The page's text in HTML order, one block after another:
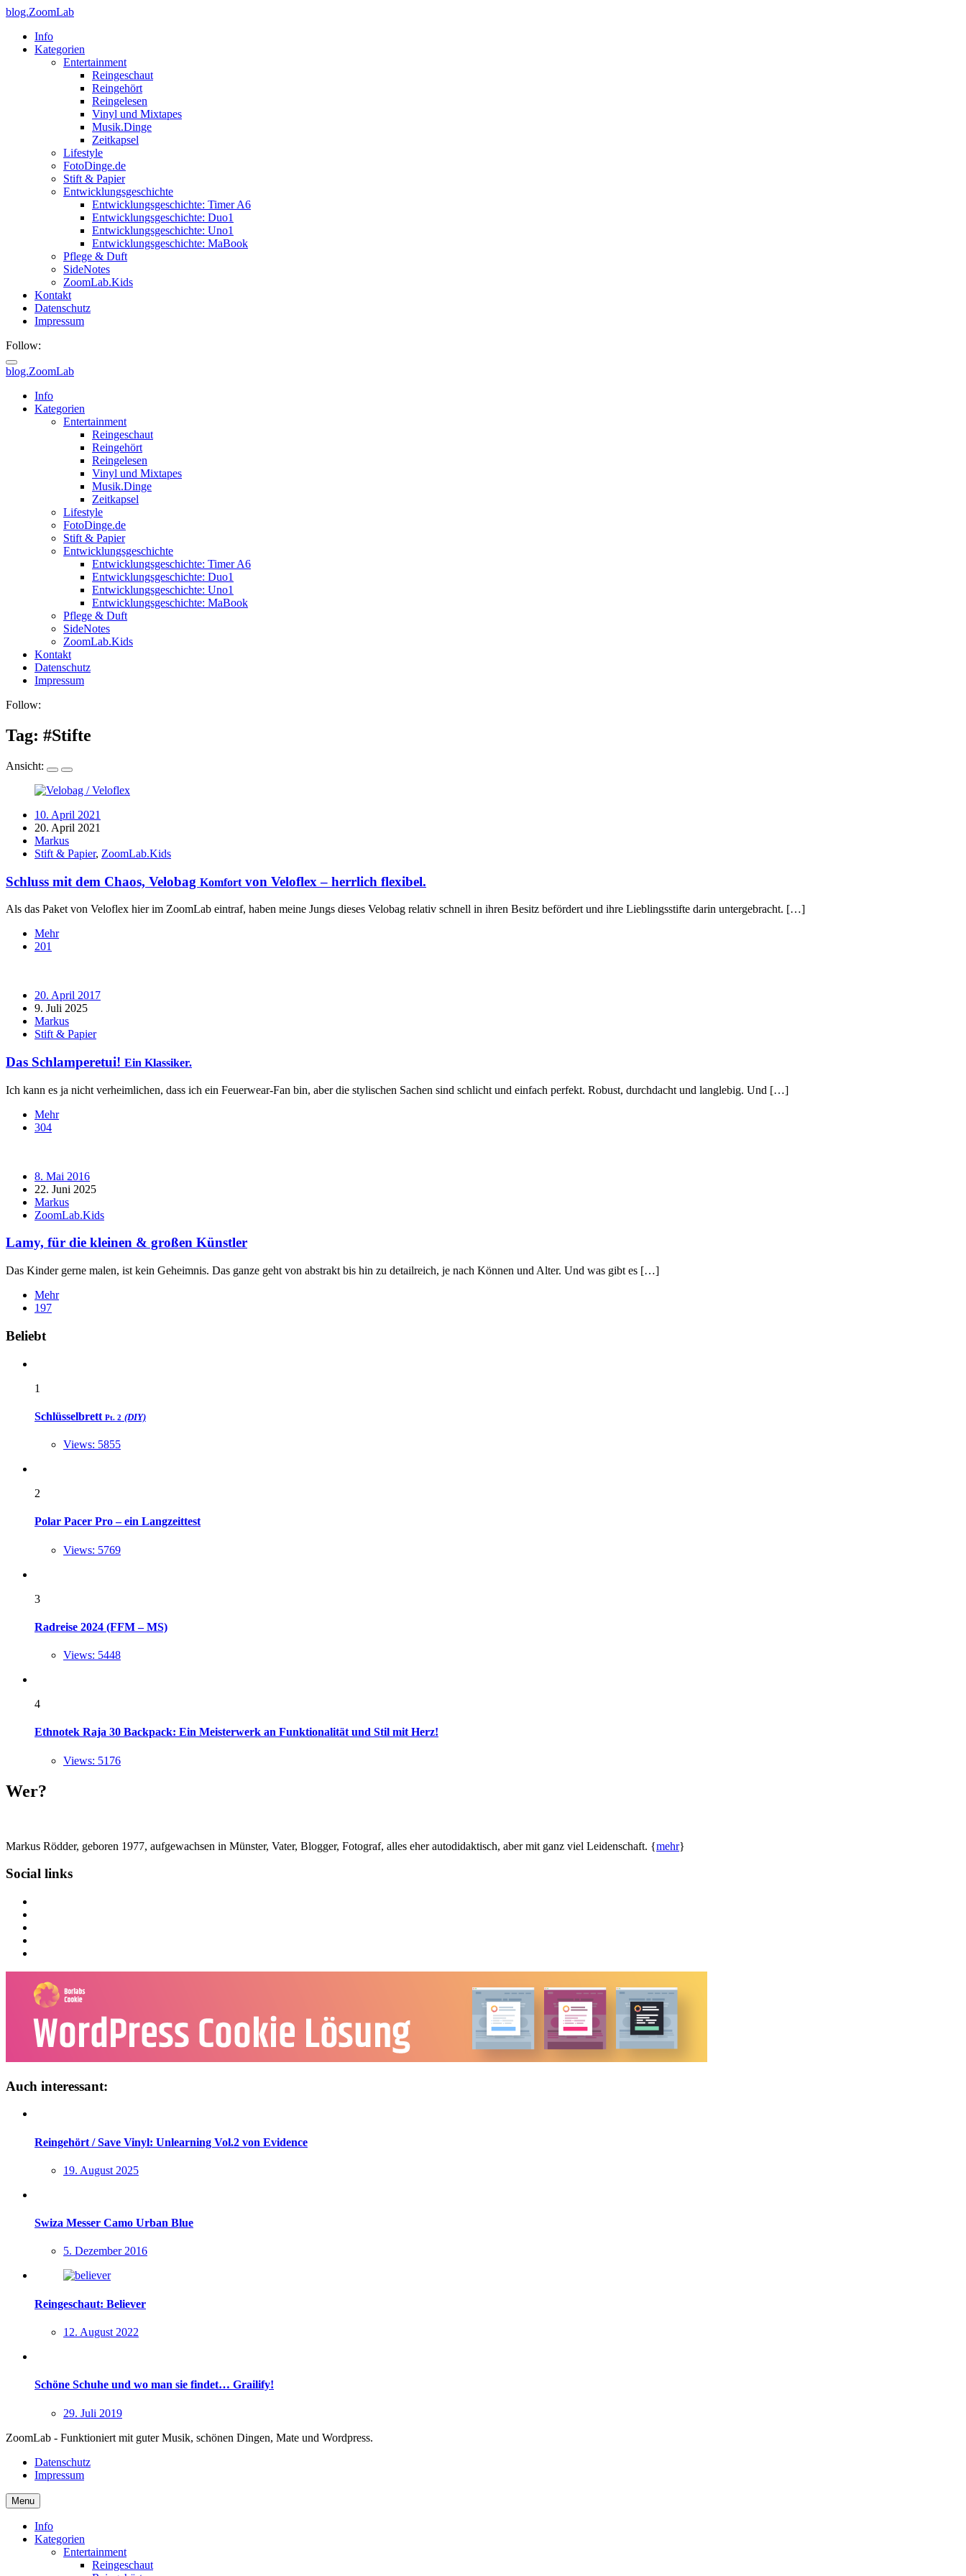
blog.ZoomLab
Info
Kategorien
Entertainment
Reingeschaut
Reingehört
Reingelesen
Vinyl und Mixtapes
Musik.Dinge
Zeitkapsel
Lifestyle
FotoDinge.de
Stift & Papier
Entwicklungsgeschichte
Entwicklungsgeschichte: Timer A6
Entwicklungsgeschichte: Duo1
Entwicklungsgeschichte: Uno1
Entwicklungsgeschichte: MaBook
Pflege & Duft
SideNotes
ZoomLab.Kids
Kontakt
Datenschutz
Impressum
Follow:
blog.ZoomLab
ZoomLab
Info
Kategorien
Entertainment
Reingeschaut
Reingehört
Reingelesen
Vinyl und Mixtapes
Musik.Dinge
Zeitkapsel
Lifestyle
FotoDinge.de
Stift & Papier
Entwicklungsgeschichte
Entwicklungsgeschichte: Timer A6
Entwicklungsgeschichte: Duo1
Entwicklungsgeschichte: Uno1
Entwicklungsgeschichte: MaBook
Pflege & Duft
SideNotes
ZoomLab.Kids
Kontakt
Datenschutz
Impressum
Follow:
Tag: #Stifte
Ansicht:
10. April 2021
20. April 2021
Markus
Stift & Papier, ZoomLab.Kids
Schluss mit dem Chaos, Velobag Komfort von Veloflex – herrlich flexibel.
Als das Paket von Veloflex hier im ZoomLab eintraf, haben meine Jungs dieses Velobag relativ schnell in ihren Besitz befördert und ihre Lieblingsstifte darin untergebracht. […]
Mehr
201
20. April 2017
9. Juli 2025
Markus
Stift & Papier
Das Schlamperetui! Ein Klassiker.
Ich kann es ja nicht verheimlichen, dass ich ein Feuerwear-Fan bin, aber die stylischen Sachen sind schlicht und einfach perfekt. Robust, durchdacht und langlebig. Und […]
Mehr
304
8. Mai 2016
22. Juni 2025
Markus
ZoomLab.Kids
Lamy, für die kleinen & großen Künstler
Das Kinder gerne malen, ist kein Geheimnis. Das ganze geht von abstrakt bis hin zu detailreich, je nach Können und Alter. Und was gibt es […]
Mehr
197
Widgets
Beliebt
1
Schlüsselbrett Pt. 2 (DIY)
Views: 5855
2
Polar Pacer Pro – ein Langzeittest
Views: 5769
3
Radreise 2024 (FFM – MS)
Views: 5448
4
Ethnotek Raja 30 Backpack: Ein Meisterwerk an Funktionalität und Stil mit Herz!
Views: 5176
Wer?
Markus Rödder, geboren 1977, aufgewachsen in Münster, Vater, Blogger, Fotograf, alles eher autodidaktisch, aber mit ganz viel Leidenschaft. {mehr}
Social links
Auch interessant:
Reingehört / Save Vinyl: Unlearning Vol.2 von Evidence
19. August 2025
Swiza Messer Camo Urban Blue
5. Dezember 2016
Reingeschaut: Believer
12. August 2022
Schöne Schuhe und wo man sie findet… Grailify!
29. Juli 2019
ZoomLab - Funktioniert mit guter Musik, schönen Dingen, Mate und Wordpress.
Datenschutz
Impressum
Menu
Info
Kategorien
Entertainment
Reingeschaut